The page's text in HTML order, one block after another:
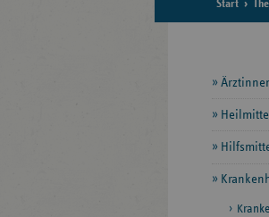
Start
Heilmittel